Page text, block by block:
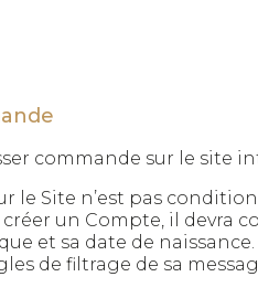
commande sur le site
le Site n’est pas
un Compte, il
et sa date de
de filtrage de sa